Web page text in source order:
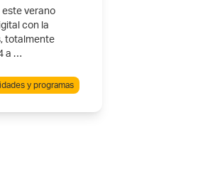
este verano
con la
totalmente
a …
y programas